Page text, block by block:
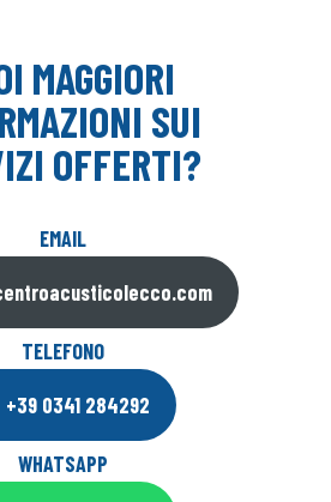
MAGGIORI
SUI
OFFERTI?
EMAIL
TELEFONO
+39 0341 284292
WHATSAPP